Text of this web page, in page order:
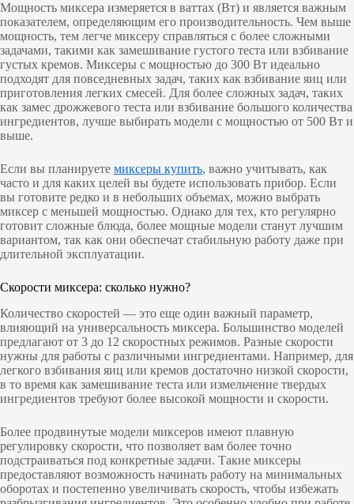
Мощность миксера измеряется в ваттах (Вт) и является важным
показателем, определяющим его производительность. Чем выше
мощность, тем легче миксеру справляться с более сложными
задачами, такими как замешивание густого теста или взбивание
густых кремов. Миксеры с мощностью до 300 Вт идеально
подходят для повседневных задач, таких как взбивание яиц или
приготовления легких смесей. Для более сложных задач, таких
как замес дрожжевого теста или взбивание большого количества
ингредиентов, лучше выбирать модели с мощностью от 500 Вт и
выше.
Если вы планируете миксеры купить, важно учитывать, как
часто и для каких целей вы будете использовать прибор. Если
вы готовите редко и в небольших объемах, можно выбрать
миксер с меньшей мощностью. Однако для тех, кто регулярно
готовит сложные блюда, более мощные модели станут лучшим
вариантом, так как они обеспечат стабильную работу даже при
длительной эксплуатации.
Скорости миксера: сколько нужно?
Количество скоростей — это еще один важный параметр,
влияющий на универсальность миксера. Большинство моделей
предлагают от 3 до 12 скоростных режимов. Разные скорости
нужны для работы с различными ингредиентами. Например, для
легкого взбивания яиц или кремов достаточно низкой скорости,
в то время как замешивание теста или измельчение твердых
ингредиентов требуют более высокой мощности и скорости.
Более продвинутые модели миксеров имеют плавную
регулировку скорости, что позволяет вам более точно
подстраиваться под конкретные задачи. Такие миксеры
предоставляют возможность начинать работу на минимальных
оборотах и постепенно увеличивать скорость, чтобы избежать